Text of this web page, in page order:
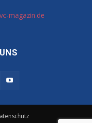
magazin.de